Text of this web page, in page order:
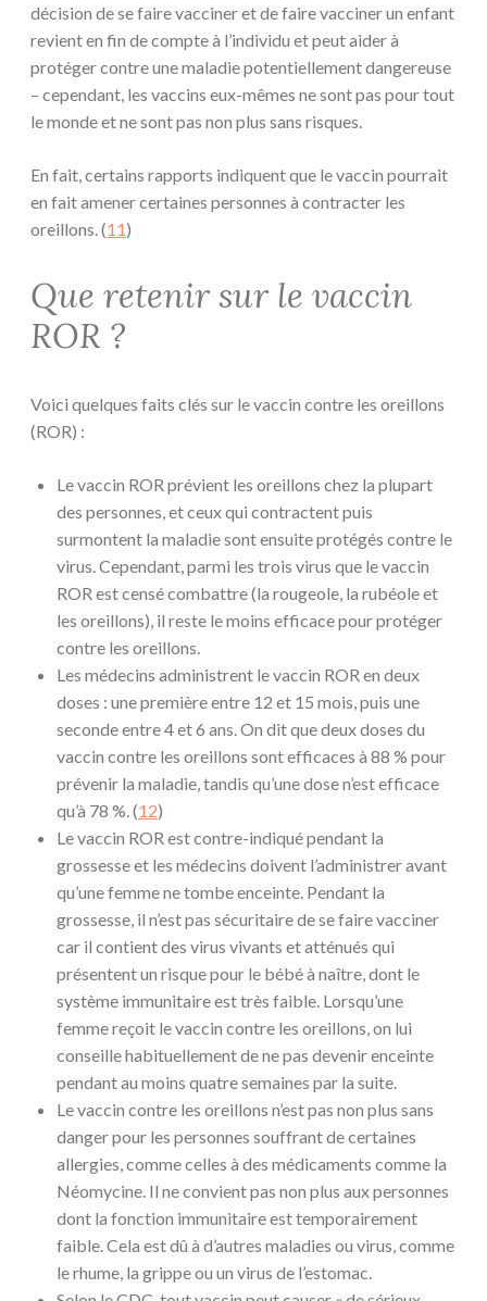
décision de se faire vacciner et de faire vacciner un enfant
revient en fin de compte à l’individu et peut aider à
protéger contre une maladie potentiellement dangereuse
– cependant, les vaccins eux-mêmes ne sont pas pour tout
le monde et ne sont pas non plus sans risques.
En fait, certains rapports indiquent que le vaccin pourrait
en fait amener certaines personnes à contracter les
oreillons. (11)
Que retenir sur le vaccin
ROR ?
Voici quelques faits clés sur le vaccin contre les oreillons
(ROR) :
Le vaccin ROR prévient les oreillons chez la plupart
des personnes, et ceux qui contractent puis
surmontent la maladie sont ensuite protégés contre le
virus. Cependant, parmi les trois virus que le vaccin
ROR est censé combattre (la rougeole, la rubéole et
les oreillons), il reste le moins efficace pour protéger
contre les oreillons.
Les médecins administrent le vaccin ROR en deux
doses : une première entre 12 et 15 mois, puis une
seconde entre 4 et 6 ans. On dit que deux doses du
vaccin contre les oreillons sont efficaces à 88 % pour
prévenir la maladie, tandis qu’une dose n’est efficace
qu’à 78 %. (12)
Le vaccin ROR est contre-indiqué pendant la
grossesse et les médecins doivent l’administrer avant
qu’une femme ne tombe enceinte. Pendant la
grossesse, il n’est pas sécuritaire de se faire vacciner
car il contient des virus vivants et atténués qui
présentent un risque pour le bébé à naître, dont le
système immunitaire est très faible. Lorsqu’une
femme reçoit le vaccin contre les oreillons, on lui
conseille habituellement de ne pas devenir enceinte
pendant au moins quatre semaines par la suite.
Le vaccin contre les oreillons n’est pas non plus sans
danger pour les personnes souffrant de certaines
allergies, comme celles à des médicaments comme la
Néomycine. Il ne convient pas non plus aux personnes
dont la fonction immunitaire est temporairement
faible. Cela est dû à d’autres maladies ou virus, comme
le rhume, la grippe ou un virus de l’estomac.